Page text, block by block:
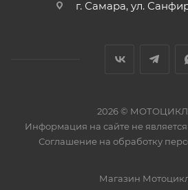
г. Самара, ул.
2026 ©
Информация на сайте не
Соглашение на обработку
Магазин